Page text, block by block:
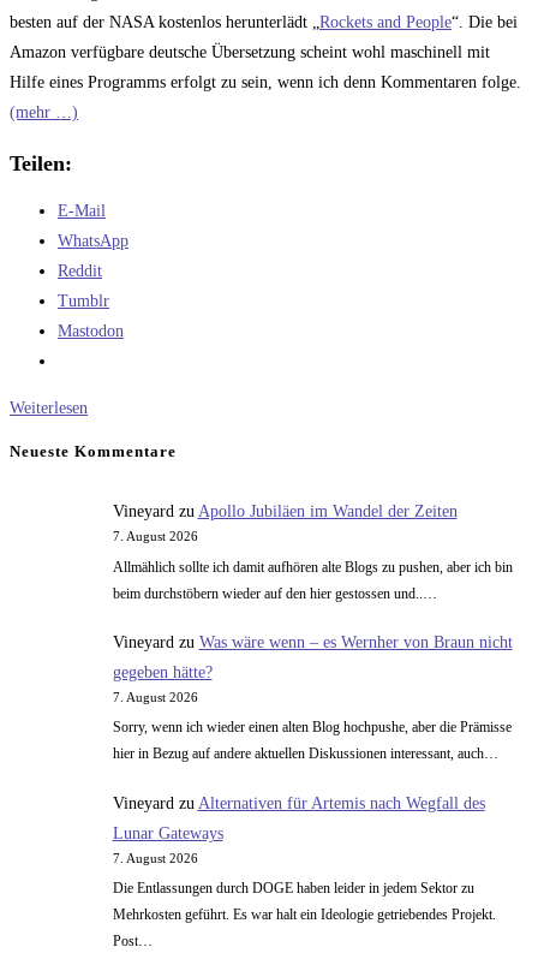
besten auf der NASA kostenlos herunterlädt „ Rockets and People“. Die bei
Amazon verfügbare deutsche Übersetzung scheint wohl maschinell mit
Hilfe eines Programms erfolgt zu sein, wenn ich denn Kommentaren folge.
(mehr …)
Teilen:
E-Mail
WhatsApp
Reddit
Tumblr
Mastodon
Weiterlesen
Neueste Kommentare
Vineyardzu Apollo Jubiläen im Wandel der Zeiten
7. August 2026
Allmählich sollte ich damit aufhören alte Blogs zu pushen, aber ich bin
beim durchstöbern wieder auf den hier gestossen und..…
Vineyard zu Was wäre wenn – es Wernher von Braun nicht
gegeben hätte?
7. August 2026
Sorry, wenn ich wieder einen alten Blog hochpushe, aber die Prämisse
hier in Bezug auf andere aktuellen Diskussionen interessant, auch…
Vineyard zu Alternativen für Artemis nach Wegfall des
Lunar Gateways
7. August 2026
Die Entlassungen durch DOGE haben leider in jedem Sektor zu
Mehrkosten geführt. Es war halt ein Ideologie getriebendes Projekt.
Post…